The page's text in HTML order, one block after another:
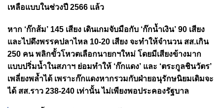
เหลือแบบในช่วงปี 2566 แล้ว
หาก ‘ก๊กส้ม’ 145 เสียง เดินเกมจับมือกับ ‘ก๊กน้ำเงิน’ 90 เสียง
และไปดึงพรรคปลาไหล 10-20 เสียง จะทำให้จำนวน สส.เกิน
250 คน พลิกขั้วโหวตเลือกนายกฯใหม่ โดยมีเสียงข้างมาก
แบบปริ่มน้ำในสภาฯ ย่อมทำให้ ‘ก๊กแดง’ และ ‘ตระกูลชินวัตร’
เพลี่ยงพล้ำได้ เพราะก๊กแดงหากรวมกับฝ่ายอนุรักษนิยมเดิมจะ
ได้ สส.ราว 238-240 เท่านั้น ไม่เพียงพอประคองรัฐบาล